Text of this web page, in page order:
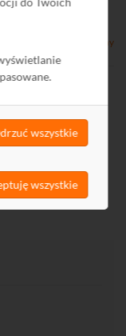
wszystkie
wszystkie
Dostępny